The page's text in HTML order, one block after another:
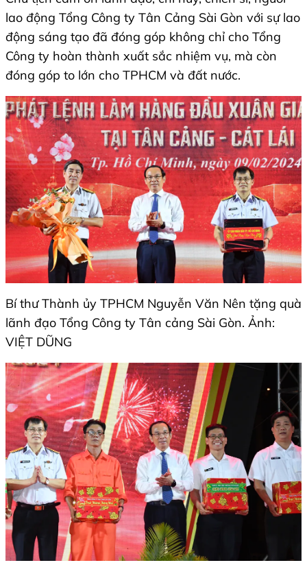
lao động Tổng Công ty Tân Cảng Sài Gòn với sự lao
động sáng tạo đã đóng góp không chỉ cho Tổng
Công ty hoàn thành xuất sắc nhiệm vụ, mà còn
đóng góp to lớn cho TPHCM và đất nước.
Bí thư Thành ủy TPHCM Nguyễn Văn Nên tặng quà
lãnh đạo Tổng Công ty Tân cảng Sài Gòn. Ảnh:
VIỆT DŨNG